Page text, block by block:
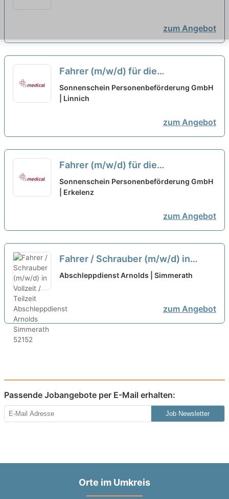
zum Angebot
Fahrer (m/w/d) für die
Personenbeförderung aus Linnich
in Teilzeit
Sonnenschein Personenbeförderung GmbH
| Linnich
zum Angebot
Fahrer (m/w/d) für die
Personenbeförderung aus
Erkelenz in Teilzeit
Sonnenschein Personenbeförderung GmbH
| Erkelenz
zum Angebot
Fahrer / Schrauber (m/w/d) in
Vollzeit / Teilzeit neu
Abschleppdienst Arnolds | Simmerath
zum Angebot
Passende Jobangebote per E-Mail erhalten:
Job Newsletter
Orte im Umkreis